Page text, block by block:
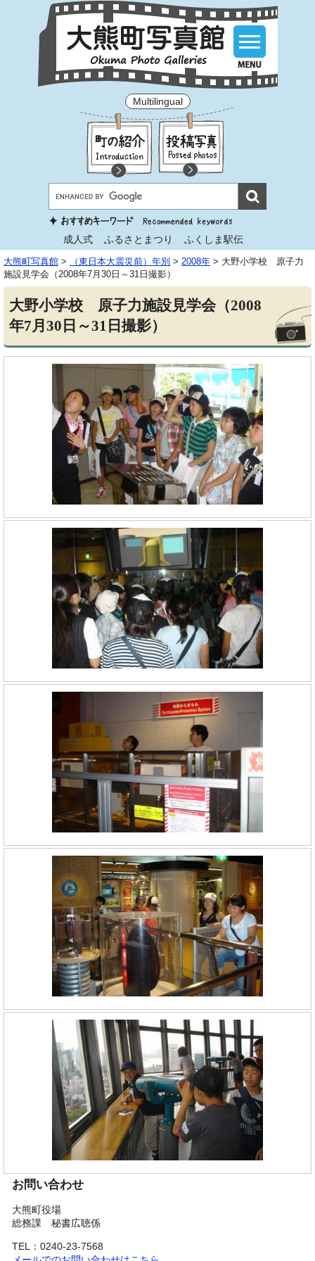
Multilingual
成人式 ふるさとまつり ふくしま駅伝
大熊町写真館 > （東日本大震災前）年別 > 2008年 > 大野小学校 原子力
施設見学会（2008年7月30日～31日撮影）
大野小学校 原子力施設見学会（2008
年7月30日～31日撮影）
お問い合わせ
大熊町役場
総務課 秘書広聴係
TEL：0240-23-7568